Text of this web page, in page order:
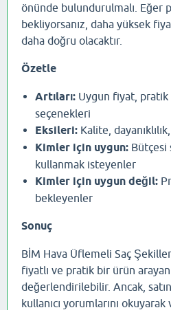
önünde bulundurulmalı. Eğer
bekliyorsanız, daha yüksek
daha doğru olacaktır.
Özetle
Artıları: Uygun fiyat, pratik
seçenekleri
Eksileri: Kalite,
Kimler için uygun: Bütçesi
kullanmak isteyenler
Kimler için uygun değil:
bekleyenler
Sonuç
BİM Hava Üflemeli Saç
fiyatlı ve pratik bir ürün
değerlendirilebilir. Ancak,
kullanıcı yorumlarını